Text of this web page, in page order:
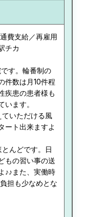
費支給／再雇用
チカ
す。輪番制の
件数は月10件程
疾患の患者様も
ます。
いただける風
ート出来ますよ
んどです。日
もの習い事の送
♪♪また、実働時
担も少なめとな